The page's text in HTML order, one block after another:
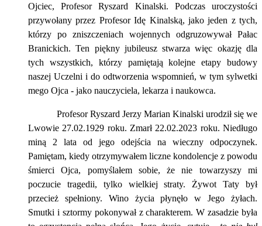
Ojciec, Profesor Ryszard Kinalski. Podczas uroczystości
przywołany przez Profesor Idę Kinalską, jako jeden z tych,
którzy po zniszczeniach wojennych odgruzowywał Pałac
Branickich. Ten piękny jubileusz stwarza więc okazję dla
tych wszystkich, którzy pamiętają kolejne etapy budowy
naszej Uczelni i do odtworzenia wspomnień, w tym sylwetki
mego Ojca - jako nauczyciela, lekarza i naukowca.
Profesor Ryszard Jerzy Marian Kinalski urodził się we
Lwowie 27.02.1929 roku. Zmarł 22.02.2023 roku. Niedługo
miną 2 lata od jego odejścia na wieczny odpoczynek.
Pamiętam, kiedy otrzymywałem liczne kondolencje z powodu
śmierci Ojca, pomyślałem sobie, że nie towarzyszy mi
poczucie tragedii, tylko wielkiej straty. Żywot Taty był
przecież spełniony. Wino życia płynęło w Jego żyłach.
Smutki i sztormy pokonywał z charakterem. W zasadzie była